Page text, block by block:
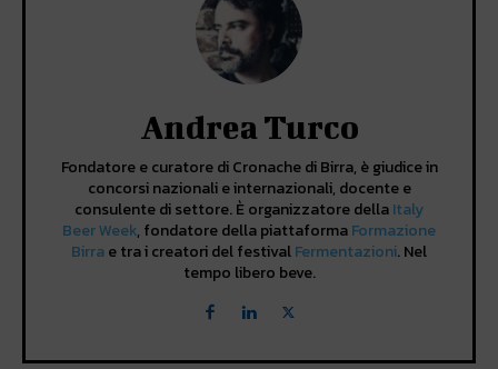
Andrea Turco
Fondatore e curatore di Cronache di Birra, è giudice in
concorsi nazionali e internazionali, docente e
consulente di settore. È organizzatore dellaItaly
Beer Week, fondatore della piattaformaFormazione
Birrae tra i creatori del festivalFermentazioni. Nel
tempo libero beve.